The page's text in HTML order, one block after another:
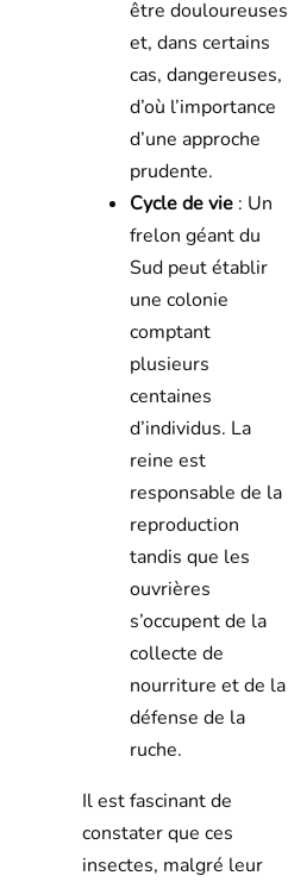
être douloureuses
et, dans certains
cas, dangereuses,
d’où l’importance
d’une approche
prudente.
Cycle de vie: Un
frelon géant du
Sud peut établir
une colonie
comptant
plusieurs
centaines
d’individus. La
reine est
responsable de la
reproduction
tandis que les
ouvrières
s’occupent de la
collecte de
nourriture et de la
défense de la
ruche.
Il est fascinant de
constater que ces
insectes, malgré leur